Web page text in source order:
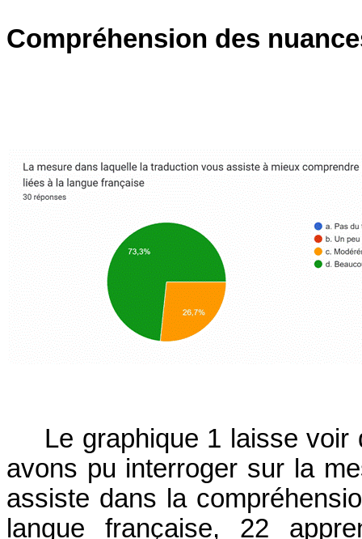
Compréhension des
Le graphique 1 laisse
avons pu interroger sur la
assiste dans la
langue française, 22